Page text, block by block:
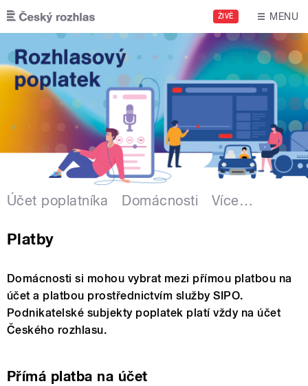
Přejít k hlavnímu obsahu
ŽIVĚ MENU
Účet poplatníka Domácnosti Více…
Platby
Domácnosti si mohou vybrat mezi přímou platbou na
účet a platbou prostřednictvím služby SIPO.
Podnikatelské subjekty poplatek platí vždy na účet
Českého rozhlasu.
Přímá platba na účet